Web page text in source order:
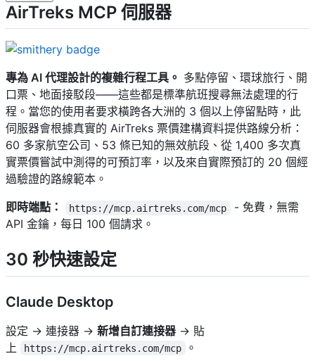
AirTreks MCP 伺服器
專為 AI 代理設計的複雜行程工具。 多點停留、環球旅行、開
口票、地面接駁段——這些都是標準航班搜尋無法處理的行
程。當您的使用者要求橫跨各大洲的 3 個以上停留點時，此
伺服器會根據真實的 AirTreks 票價建構資料提供路線分析：
60 多家航空公司、53 條已知的無效航段、從 1,400 多次真
實票價嘗試中測得的可預訂率，以及來自實際預訂的 20 個經
過驗證的路線範本。
即時端點：
https://mcp.airtreks.com/mcp
- 免費，無需
API 金鑰，每日 100 個請求。
30 秒快速設定
Claude Desktop
設定 → 連接器 → 新增自訂連接器 → 貼
上
https://mcp.airtreks.com/mcp 。